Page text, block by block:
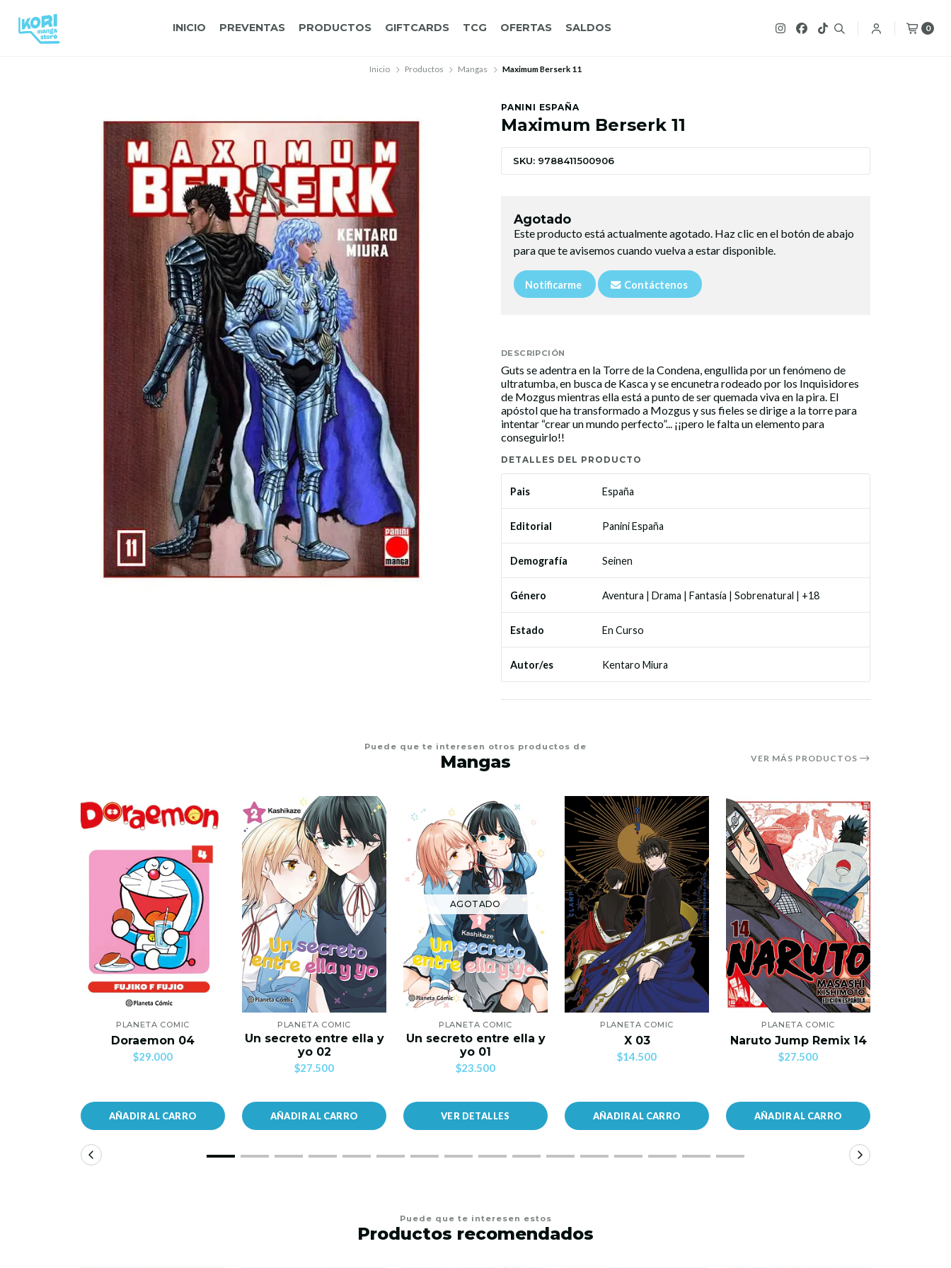
INICIO PREVENTAS PRODUCTOS GIFTCARDS TCG OFERTAS SALDOS 0
Inicio Productos Mangas Maximum Berserk 11
PANINI ESPAÑA
Maximum Berserk 11
SKU: 9788411500906
Agotado
Este producto está actualmente agotado. Haz clic en el botón de abajo
para que te avisemos cuando vuelva a estar disponible.
Notificarme Contáctenos
DESCRIPCIÓN
Guts se adentra en la Torre de la Condena, engullida por un fenómeno de
ultratumba, en busca de Kasca y se encunetra rodeado por los Inquisidores
de Mozgus mientras ella está a punto de ser quemada viva en la pira. El
apóstol que ha transformado a Mozgus y sus fieles se dirige a la torre para
intentar “crear un mundo perfecto”... ¡¡pero le falta un elemento para
conseguirlo!!
DETALLES DEL PRODUCTO
Pais España
Editorial Panini España
Demografía Seinen
Género Aventura | Drama | Fantasía | Sobrenatural | +18
Estado En Curso
Autor/es Kentaro Miura
Puede que te interesen otros productos de
Mangas VER MÁS PRODUCTOS
PLANETA COMIC
Doraemon 04
$29.000
AÑADIR AL CARRO
PLANETA COMIC
Un secreto entre ella y
yo 02
$27.500
AÑADIR AL CARRO
AGOTADO
PLANETA COMIC
Un secreto entre ella y
yo 01
$23.500
VER DETALLES
PLANETA COMIC
X 03
$14.500
AÑADIR AL CARRO
PLANETA COMIC
Naruto Jump Remix 14
$27.500
AÑADIR AL CARRO
Puede que te interesen estos
Productos recomendados